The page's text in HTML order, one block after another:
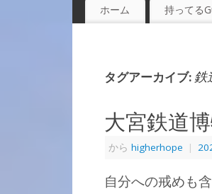
ホーム 持ってる
タグアーカイブ: 鉄
大宮鉄道
から higherhope |
自分への戒めも